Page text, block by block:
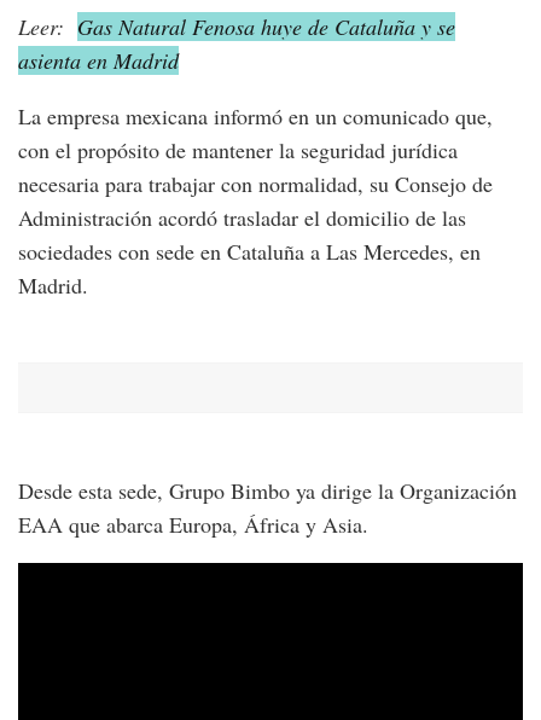
Leer: Gas Natural Fenosa huye de Cataluña y se
asienta en Madrid
La empresa mexicana informó en un comunicado que,
con el propósito de mantener la seguridad jurídica
necesaria para trabajar con normalidad, su Consejo de
Administración acordó trasladar el domicilio de las
sociedades con sede en Cataluña a Las Mercedes, en
Madrid.
Desde esta sede, Grupo Bimbo ya dirige la Organización
EAA que abarca Europa, África y Asia.